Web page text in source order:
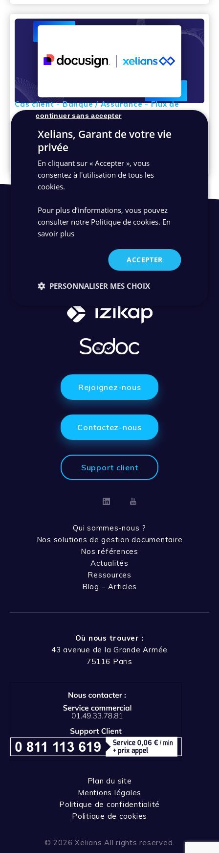
Cas client - Banque / Assurance - Flux de
versement d'archives
probatoire : une chaîne de confiance
automatisée avec DocuSign et Xelians Data
02/02/2026
Rejoignez-nous
Contactez-nous
Support client
LinkedinYoutube
Qui sommes-nous ?
Nos solutions de gestion documentaire
Nos références
Actualités
Ressources
Blog – Articles
Où nous trouver :
43 avenue de la Grande Armée
75116 Paris
Plan du site
Mentions légales
Politique de confidentialité
Politique de cookies
© 2026 Xelians All rights reserved.
Xelians, Garant de votre vie
privée
En cliquant sur « Accepter », vous
consentez à l'utilisation de tous les
cookies.
Pour plus d’informations, vous pouvez
consulter notre Politique de cookies. En
savoir plus
ACCEPTER
continuer sans accepter
PERSONNALISER MES CHOIX